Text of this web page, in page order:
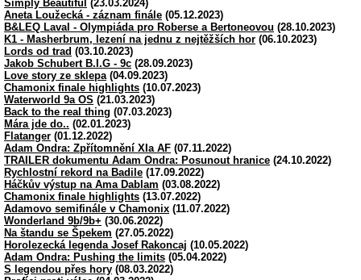
Simply Beautiful (23.03.2024)
Aneta Loužecká - záznam finále (05.12.2023)
B&LEQ Laval - Olympiáda pro Roberse a Bertoneovou (28.10.2023)
K1 - Masherbrum, lezení na jednu z nejtěžších hor (06.10.2023)
Lords od trad (03.10.2023)
Jakob Schubert B.I.G - 9c (28.09.2023)
Love story ze sklepa (04.09.2023)
Chamonix finale highlights (10.07.2023)
Waterworld 9a OS (21.03.2023)
Back to the real thing (07.03.2023)
Mára jde do.. (02.01.2023)
Flatanger (01.12.2022)
Adam Ondra: Zpřítomnění XIa AF (07.11.2022)
TRAILER dokumentu Adam Ondra: Posunout hranice (24.10.2022)
Rychlostní rekord na Badile (17.09.2022)
Háčkův výstup na Ama Dablam (03.08.2022)
Chamonix finale highlights (13.07.2022)
Adamovo semifinále v Chamonix (11.07.2022)
Wonderland 9b/9b+ (30.06.2022)
Na štandu se Špekem (27.05.2022)
Horolezecká legenda Josef Rakoncaj (10.05.2022)
Adam Ondra: Pushing the limits (05.04.2022)
S legendou přes hory (08.03.2022)